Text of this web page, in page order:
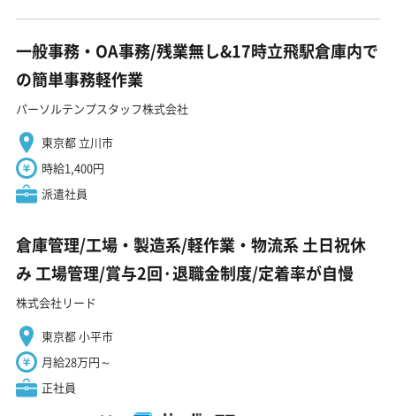
一般事務・OA事務/残業無し&17時立飛駅倉庫内で
の簡単事務軽作業
パーソルテンプスタッフ株式会社
東京都 立川市
時給1,400円
派遣社員
倉庫管理/工場・製造系/軽作業・物流系 土日祝休
み 工場管理/賞与2回·退職金制度/定着率が自慢
株式会社リード
東京都 小平市
月給28万円～
正社員